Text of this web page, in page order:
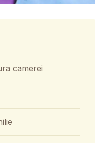
camerei